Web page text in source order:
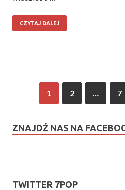
CZYTAJ DALEJ
1 2 … 7
ZNAJDŹ NAS NA
TWITTER 7POP